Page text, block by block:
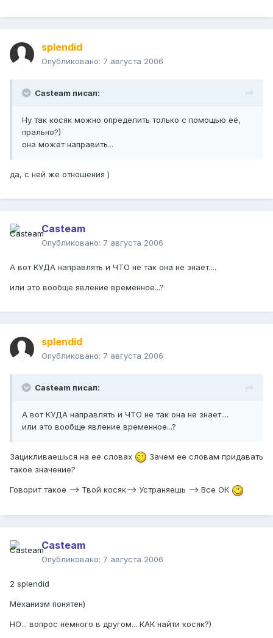
splendid
Опубликовано: 7 августа 2006
Casteam писал:
Ну так косяк можно определить только с помощью её,
прально?)
она может направить...
да, с ней же отношения )
Casteam
Опубликовано: 7 августа 2006
А вот КУДА направлять и ЧТО не так она не знает....
или это вообще явление временное...?
splendid
Опубликовано: 7 августа 2006
Casteam писал:
А вот КУДА направлять и ЧТО не так она не знает....
или это вообще явление временное...?
Зацикливаешься на ее словах
Зачем ее словам придавать
такое значение?
Говорит такое --> Твой косяк--> Устраняешь --> Все ОК
Casteam
Опубликовано: 7 августа 2006
2 splendid
Механизм понятен)
НО... вопрос немного в другом... КАК найти косяк?)